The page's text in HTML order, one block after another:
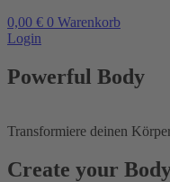
0,00 € 0 Warenkorb
Login
Powerful Body
Transformiere deinen
Create your